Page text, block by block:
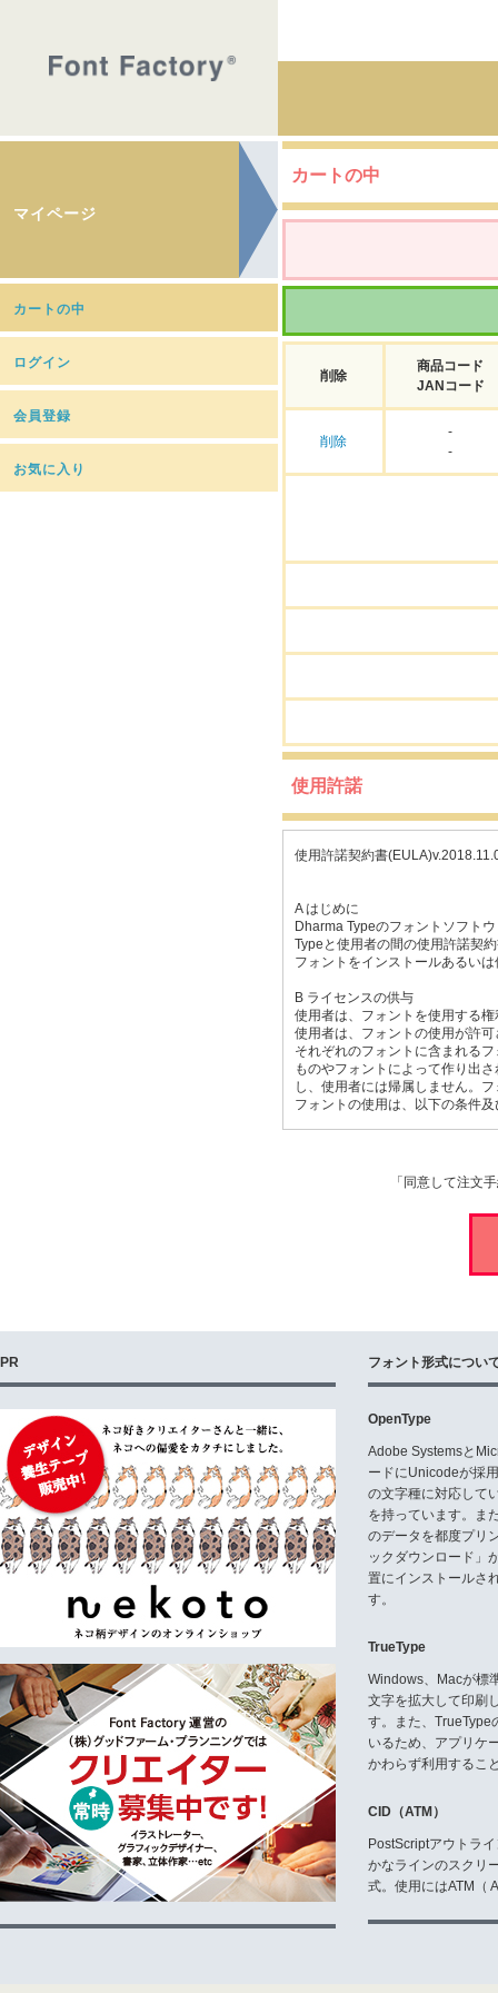
マイページ
カートの中
ログイン
会員登録
お気に入り
カートの中
削除
商品コード
JANコード
削除
-
-
使用許諾
使用許諾契約書
A はじめに
Dharma Typeのフォントソフト
Typeと使用者の間の使用許諾契
フォントをインストールあるい
B ライセンスの供与
使用者は、フォントを使用する
使用者は、フォントの使用が許
それぞれのフォントに含まれる
ものやフォントによって作り出
し、使用者には帰属しません。
フォントの使用は、以下の条件
者によって購入された時に確定
社あるいは世帯に属している必
1つのサーバーもしくは1つのロ
E1 フォントの使用
使用者は、個人的なあるいはプ
例えば、本の表紙、ロゴ、レタ
が販売する服やおもちゃ、パッ
JPG, PNG)などの創作において
E2 第三者への提供
使用者は、購入したフォントを
所、その他の部署に提供するこ
ること、作品が完成した時には
トを購入すること、に同意した
E3 フォントの修正
使用者は、グラフィックソフト
正することができます。修正さ
たり変換されたフォントは、販
場合でも、Dharma Typeは、修
フォントをWOFF、EOTやTTF
す。使用者は、パートナーサイ
す。
E4 バックアップ
使用者は、記録保存の目的のた
イルと同時にバックアップファ
E5 文章への埋め込み
使用者は、フォントをPDFファ
ただし、サブセッティングが可
使用者以外の誰にも、どのよう
なければなりません。使用者は
ど)に埋め込むこともできます。
追加の契約が必要です。
「同意して注文
PR フォント形式につい
OpenType
Adobe Systemsと
ードにUnicodeが採
の文字種に対応して
を持っています。ま
のデータを都度プリ
ックダウンロード」
置にインストールさ
す。
TrueType
Windows、Macが標
文字を拡大して印刷
す。また、TrueType
いるため、アプリケ
かわらず利用するこ
CID（ATM）
PostScriptアウトラ
かなラインのスクリ
式。使用にはATM（